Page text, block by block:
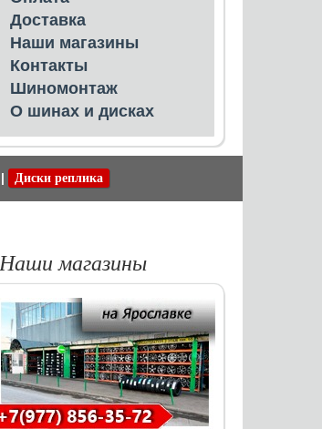
Доставка
Наши магазины
Контакты
Шиномонтаж
О шинах и дисках
| Диски реплика
Наши магазины